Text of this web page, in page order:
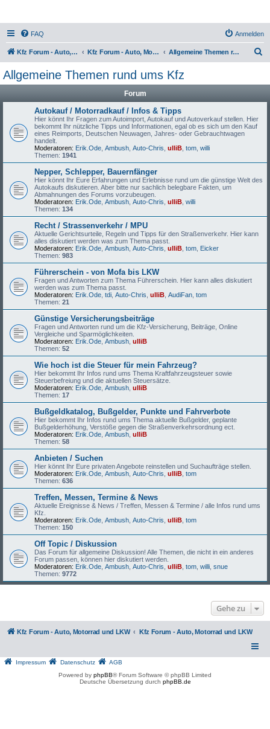
FAQ Anmelden
Kfz Forum - Auto, Motorrad und LKW Kfz Forum - Auto, Motorrad und LKW Allgemeine Themen rund ums Kfz
Allgemeine Themen rund ums Kfz
Forum
Autokauf / Motorradkauf / Infos & Tipps
Hier könnt Ihr Fragen zum Autoimport, Autokauf und Autoverkauf stellen. Hier
bekommt Ihr nützliche Tipps und Informationen, egal ob es sich um den Kauf
eines Reimports, Deutschen Neuwagen, Jahres- oder Gebrauchtwagen
handelt.
Moderatoren: Erik.Ode Ambush Auto-Chris ulliB tom willi
Themen: 1941
Nepper, Schlepper, Bauernfänger
Hier könnt Ihr Eure Erfahrungen und Erlebnisse rund um die günstige Welt des
Autokaufs diskutieren. Aber bitte nur sachlich belegbare Fakten, um
Abmahnungen des Forums vorzubeugen.
Moderatoren: Erik.Ode Ambush Auto-Chris ulliB willi
Themen: 134
Recht / Strassenverkehr / MPU
Aktuelle Gerichtsurteile, Regeln und Tipps für den Straßenverkehr. Hier kann
alles diskutiert werden was zum Thema passt.
Moderatoren: Erik.Ode Ambush Auto-Chris ulliB tom Eicker
Themen: 983
Führerschein - von Mofa bis LKW
Fragen und Antworten zum Thema Führerschein. Hier kann alles diskutiert
werden was zum Thema passt.
Moderatoren: Erik.Ode tdi Auto-Chris ulliB AudiFan tom
Themen: 21
Günstige Versicherungsbeiträge
Fragen und Antworten rund um die Kfz-Versicherung, Beiträge, Online
Vergleiche und Sparmöglichkeiten.
Moderatoren: Erik.Ode Ambush ulliB
Themen: 52
Wie hoch ist die Steuer für mein Fahrzeug?
Hier bekommt Ihr Infos rund ums Thema Kraftfahrzeugsteuer sowie
Steuerbefreiung und die aktuellen Steuersätze.
Moderatoren: Erik.Ode Ambush ulliB
Themen: 17
Bußgeldkatalog, Bußgelder, Punkte und Fahrverbote
Hier bekommt Ihr Infos rund ums Thema aktuelle Bußgelder, geplante
Bußgelderhöhung, Verstöße gegen die Straßenverkehrsordnung ect.
Moderatoren: Erik.Ode Ambush ulliB
Themen: 58
Anbieten / Suchen
Hier könnt Ihr Eure privaten Angebote reinstellen und Suchaufträge stellen.
Moderatoren: Erik.Ode Ambush Auto-Chris ulliB tom
Themen: 636
Treffen, Messen, Termine & News
Aktuelle Ereignisse & News / Treffen, Messen & Termine / alle Infos rund ums
Kfz.
Moderatoren: Erik.Ode Ambush Auto-Chris ulliB tom
Themen: 150
Off Topic / Diskussion
Das Forum für allgemeine Diskussion! Alle Themen, die nicht in ein anderes
Forum passen, können hier diskutiert werden.
Moderatoren: Erik.Ode Ambush Auto-Chris ulliB tom willi snue
Themen: 9772
Gehe zu
Kfz Forum - Auto, Motorrad und LKW Kfz Forum - Auto, Motorrad und LKW
Impressum Datenschutz
AGB
Powered by phpBB® Forum Software © phpBB Limited
Deutsche Übersetzung durch phpBB.de